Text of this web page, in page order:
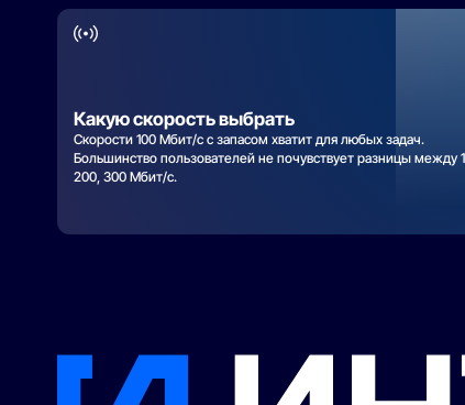
Какую скорость выбрать
Скорости 100 Мбит/с с запасом хватит для любых задач.
Большинство пользователей не почувствует разницы между
200, 300 Мбит/с.